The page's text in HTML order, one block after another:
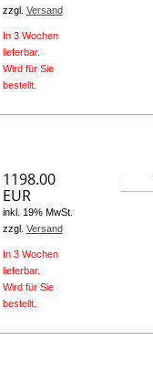
zzgl. Versand
In 3 Wochen
lieferbar.
Wird für Sie
bestellt.
1198.00
EUR
inkl. 19% MwSt.
zzgl. Versand
In 3 Wochen
lieferbar.
Wird für Sie
bestellt.